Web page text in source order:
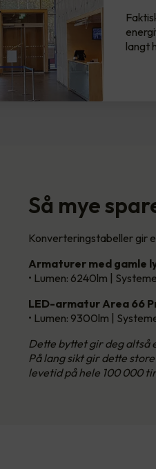
langt
Så mye
Konverteringstabeller gir
Armaturer med gamle
• Lumen: 6240lm |
LED-armatur Area 66
• Lumen: 9300lm |
Dette byttet gir deg altså
På lang sikt gir dette
levetid på hele 100 000